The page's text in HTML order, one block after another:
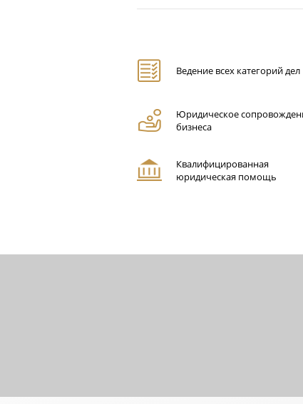
Ведение всех категорий дел
Юридическое
бизнеса
Квалифицированная
юридическая помощь